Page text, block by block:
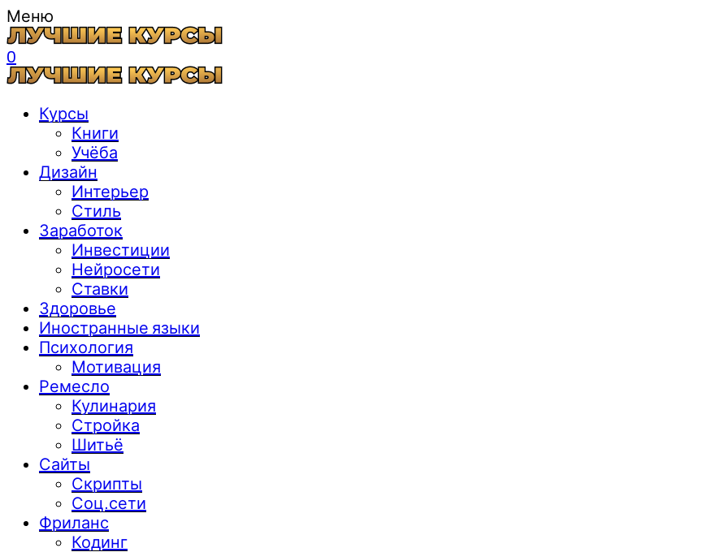
Меню
0
Курсы
Книги
Учёба
Дизайн
Интерьер
Стиль
Заработок
Инвестиции
Нейросети
Ставки
Здоровье
Иностранные языки
Психология
Мотивация
Ремесло
Кулинария
Стройка
Шитьё
Сайты
Скрипты
Соц.сети
Фриланс
Кодинг